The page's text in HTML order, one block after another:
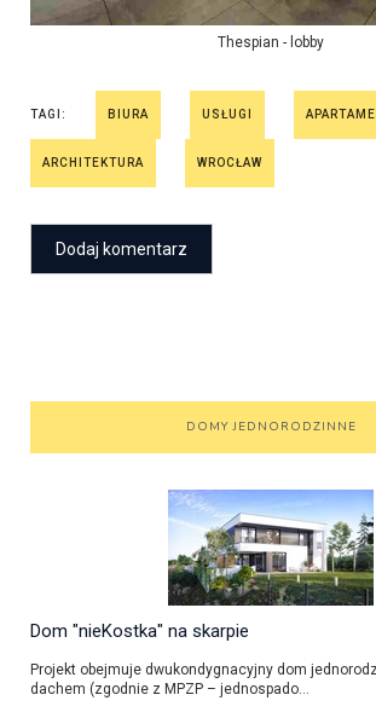
Thespian - lobby
TAGI: BIURA USŁUGI
ARCHITEKTURA WROCŁAW
DOMY JEDNORODZINNE
Dom "nieKostka" na skarpie
Projekt obejmuje dwukondygnacyjny dom
dachem (zgodnie z MPZP – jednospado...